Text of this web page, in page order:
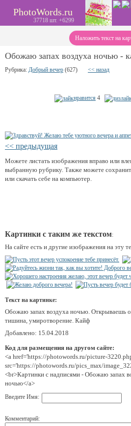
PhotoWords.ru
37718 шт. +6299
Наложить текст на
Обожаю запах воздуха ночью -
Рубрика: Добрый вечер (627) << назад
нравится 4
<< предыдущая
Можете листать изображения вправо или
выбранную рубрику. Также можете
или скачать себе на компьютер.
Картинки с таким же текстом:
На сайте есть и другие изображения на эту
Текст на картинке:
Обожаю запах воздуха ночью. Открываешь
тишина, умиротворение. Кайф
Добавлено: 15.04.2018
Код для размещения на другом сайте:
<a href='https://photowords.ru/picture-
src='https://photowords.ru/pics_max/
<br>Картинки с надписями - Обожаю запах
ночью</a>
Введите Имя:
Комментарий: